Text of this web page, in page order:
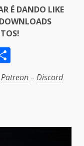
É DANDO LIKE
Patreon– Discord